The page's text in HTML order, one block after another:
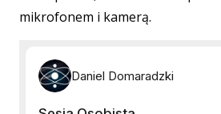
mikrofonem i kamerą.